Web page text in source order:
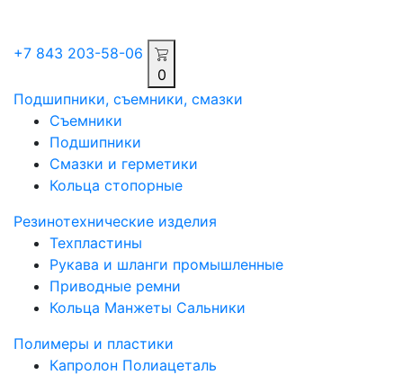
+7 843 203-58-06
0
Подшипники, съемники, смазки
Съемники
Подшипники
Смазки и герметики
Кольца стопорные
Резинотехнические изделия
Техпластины
Рукава и шланги промышленные
Приводные ремни
Кольца Манжеты Сальники
Полимеры и пластики
Капролон Полиацеталь